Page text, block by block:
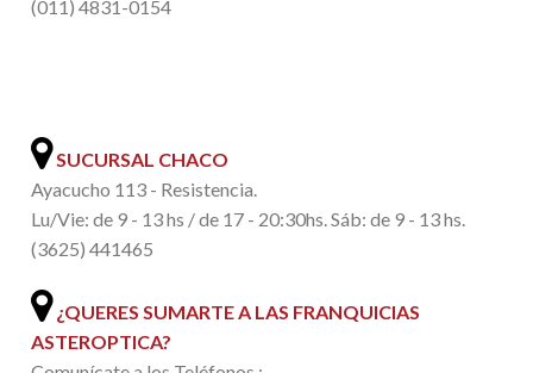
(011) 4831-0154
SUCURSAL CHACO
Ayacucho 113 - Resistencia.
Lu/Vie: de 9 - 13 hs / de 17 - 20:30hs. Sáb: de 9 - 13 hs.
(3625) 441465
¿QUERES SUMARTE A LAS FRANQUICIAS
ASTEROPTICA?